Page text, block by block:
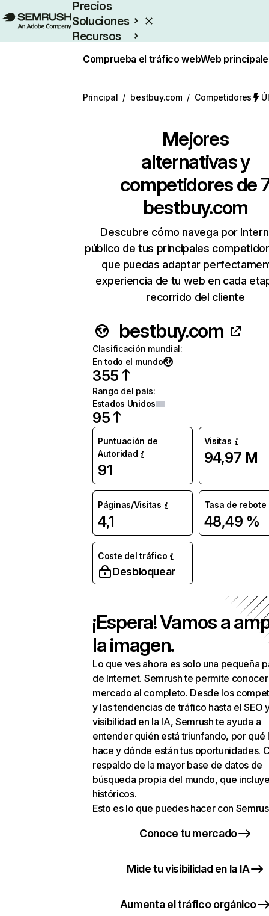
Precios
Soluciones
Recursos
Comprueba el tráfico webWeb
Principal / bestbuy.com / Competidores
Mejores
alternativas y
competidores de
bestbuy.com
Descubre cómo navega por
público de tus principales
que puedas adaptar
experiencia de tu web en cada
recorrido del cliente
bestbuy.com
Clasificación mundial:
En todo el mundo
355
Rango del país:
Estados Unidos
95
Puntuación de
Autoridad
91
Visitas
94,97 M
Páginas/Visitas
4,1
Tasa de rebote
48,49 %
Coste del tráfico
Desbloquear
¡Espera! Vamos a
la imagen.
Lo que ves ahora es solo una pequeña
de Internet. Semrush te permite
mercado al completo. Desde los
y las tendencias de tráfico hasta el SEO
visibilidad en la IA, Semrush te ayuda a
entender quién está triunfando, por qué
hace y dónde están tus oportunidades.
respaldo de la mayor base de datos de
búsqueda propia del mundo, que
históricos.
Esto es lo que puedes hacer con
Conoce tu mercado
Mide tu visibilidad en la IA
Aumenta el tráfico orgánico